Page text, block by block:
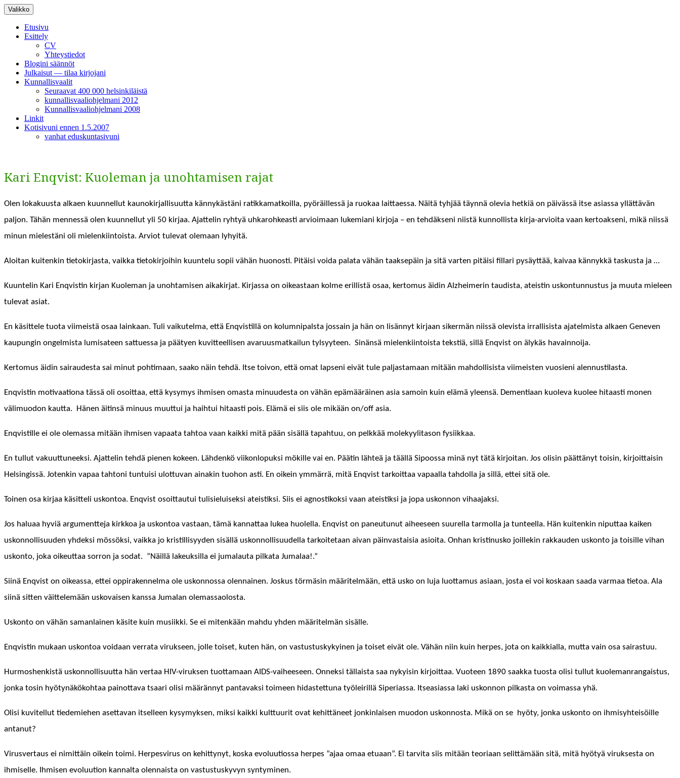
Siirry
sisältöön
Valikko
Etusivu
Esittely
CV
Yhteystiedot
Blogini säännöt
Julkaisut — tilaa kirjojani
Kunnallisvaalit
Seuraavat 400 000 helsinkiläistä
kunnallisvaaliohjelmani 2012
Kunnallisvaaliohjelmani 2008
Linkit
Kotisivuni ennen 1.5.2007
vanhat eduskuntasivuni
Kari Enqvist: Kuoleman ja unohtamisen rajat
Olen lokaku­us­ta alka­en kuun­nel­lut kaunokir­jal­lisu­ut­ta kän­nykästäni ratikka­matkoil­la, pyöräil­lessä ja ruokaa lait­taes­sa. Näitä tyhjää täyn­nä ole­via het­k­iä on päivässä itse asi­as­sa yllät­tävän
paljon. Tähän men­nessä olen kuun­nel­lut yli 50 kir­jaa. Ajat­telin ryhtyä uhkarohkeasti arvioimaan lukemi­ani kir­jo­ja – en tehdäk­seni niistä kun­nol­lista kir­ja-arvioi­ta vaan ker­toak­seni, mikä niis­sä
min­un mielestäni oli mie­lenki­in­toista. Arviot tule­vat ole­maan lyhyitä.
Aloi­tan kuitenkin tietokir­jas­ta, vaik­ka tietokir­joi­hin kuun­telu sopii vähän huonos­ti. Pitäisi voi­da pala­ta vähän taak­sepäin ja sitä varten pitäisi fil­lari pysäyt­tää, kaivaa kän­nykkä taskus­ta ja …
Kuun­telin Kari Enqvistin kir­jan Kuole­man ja uno­htamisen aikakir­jat. Kir­jas­sa on oikeas­t­aan kolme eril­listä osaa, ker­to­mus äidin Alzheimerin taud­ista, ateistin uskon­tun­nus­tus ja muu­ta mieleen
tule­vat asiat.
En käsit­tele tuo­ta viimeistä osaa lainkaan. Tuli vaikutel­ma, että Enqvis­til­lä on kolum­ni­pal­s­ta jos­sain ja hän on lisän­nyt kir­jaan sik­er­män niis­sä ole­vista irral­li­sista ajatelmista alka­en Gen­even
kaupun­gin ongelmista lumisateen sattues­sa ja pää­tyen kuvit­teel­lisen avaru­us­matkailun tyl­syy­teen. Sinän­sä mie­lenki­in­toista tek­stiä, sil­lä Enqvist on älykäs havainnoija.
Ker­to­mus äidin sairaud­es­ta sai min­ut pohti­maan, saako näin tehdä. Itse toivon, että omat lapseni eivät tule pal­jas­ta­maan mitään mah­dol­li­sista viimeis­ten vuosieni alennustilasta.
Enqvistin moti­vaa­tiona tässä oli osoit­taa, että kysymys ihmisen omas­ta min­u­ud­es­ta on vähän epämääräi­nen asia samoin kuin elämä yleen­sä. Demen­ti­aan kuol­e­va kuolee hitaasti mon­en
välimuodon kaut­ta. Hänen äitin­sä min­u­us muut­tui ja hai­h­tui hitaasti pois. Elämä ei siis ole mikään on/off asia.
Enqvis­tille ei ole ole­mas­sa mitään ihmisen vapaa­ta tah­toa vaan kaik­ki mitä pään sisäl­lä tapah­tuu, on pelkkää molekyyl­i­ta­son fysiikkaa.
En tul­lut vaku­ut­tuneek­si. Ajat­telin tehdä pienen kokeen. Läh­denkö viikon­lopuk­si mökille vai en. Päätin lähteä ja tääl­lä Sipoos­sa minä nyt tätä kir­joi­tan. Jos olisin päät­tänyt toisin, kir­joit­taisin
Helsingis­sä. Jotenkin vapaa tah­toni tun­tu­isi ulot­tuvan ainakin tuo­hon asti. En oikein ymmär­rä, mitä Enqvist tarkoit­taa vapaal­la tah­dol­la ja sil­lä, ettei sitä ole.
Toinen osa kir­jaa käsit­teli uskon­toa. Enqvist osoit­tau­tui tulisieluisek­si ateis­tik­si. Siis ei agnos­tikok­si vaan ateis­tik­si ja jopa uskon­non vihaajaksi.
Jos halu­aa hyviä argu­ment­te­ja kirkkoa ja uskon­toa vas­taan, tämä kan­nat­taa lukea huolel­la. Enqvist on paneu­tunut aiheeseen suurel­la tar­mol­la ja tun­teel­la. Hän kuitenkin niput­taa kaiken
uskon­nol­lisu­u­den yhdek­si mössök­si, vaik­ka jo kris­til­lisyy­den sisäl­lä uskon­nol­lisu­udel­la tarkoite­taan aivan päin­vas­taisia asioi­ta. Onhan kristi­nusko joillekin rakkau­den uskon­to ja toisille vihan
uskon­to, joka oikeut­taa sor­ron ja sodat. ”Näil­lä lakeuk­sil­la ei jumalau­ta pilkata Jumalaa!.”
Siinä Enqvist on oike­as­sa, ettei oppi­raken­nel­ma ole uskon­nos­sa olen­nainen. Joskus tör­mäsin määritelmään, että usko on luja luot­ta­mus asi­aan, jos­ta ei voi koskaan saa­da var­maa tietoa. Ala
siinä sit­ten väit­telemään usko­vaisen kanssa Jumalan olemassaolosta.
Uskon­to on vähän saman­lainen käsite kuin musi­ik­ki. Se ei mitenkään mah­du yhden määritelmän sisälle.
Enqvistin mukaan uskon­toa voidaan ver­ra­ta viruk­seen, jolle toiset, kuten hän, on vas­tus­tuskykyi­nen ja toiset eivät ole. Vähän niin kuin her­pes, jota on kaikkial­la, mut­ta vain osa sairastuu.
Hur­moshenkistä uskon­nol­lisu­ut­ta hän ver­taa HIV-viruk­sen tuot­ta­maan AIDS-vai­heeseen. Onnek­si täl­laista saa nyky­isin kir­joit­taa. Vuo­teen 1890 saak­ka tuos­ta olisi tul­lut kuole­man­ran­gais­tus,
jon­ka tosin hyö­tynäköko­htaa pain­ot­ta­va tsaari olisi määrän­nyt pan­tavak­si toimeen hidastet­tuna työleir­il­lä Siperi­as­sa. Itseasi­as­sa laki uskon­non pilka­s­ta on voimas­sa yhä.
Olisi kuvitel­lut tiedemiehen aset­ta­van itselleen kysymyk­sen, mik­si kaik­ki kult­tuu­rit ovat kehit­täneet jonkin­laisen muodon uskon­nos­ta. Mikä on se hyö­ty, jon­ka uskon­to on ihmisy­hteisöille
antanut?
Virusver­taus ei nimit­täin oikein toi­mi. Her­pesvirus on kehit­tynyt, kos­ka evoluu­tios­sa her­pes ”ajaa omaa etu­aan”. Ei tarvi­ta siis mitään teo­ri­aan selit­tämään sitä, mitä hyö­tyä viruk­ses­ta on
ihmiselle. Ihmisen evoluu­tion kannal­ta olen­naista on vas­tus­tuskyvyn syntyminen.